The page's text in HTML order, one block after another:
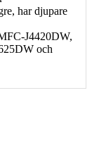
har djupare
J4420DW,
och